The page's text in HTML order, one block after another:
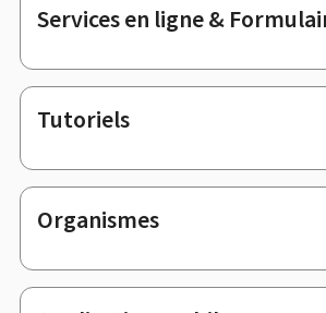
Services en ligne &
Tutoriels
Organismes